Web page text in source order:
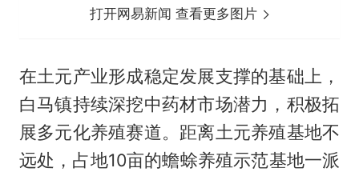
打开网易新闻 查看更多图片
在土元产业形成稳定发展支撑的基础上，
白马镇持续深挖中药材市场潜力，积极拓
展多元化养殖赛道。距离土元养殖基地不
远处，占地10亩的蟾蜍养殖示范基地一派